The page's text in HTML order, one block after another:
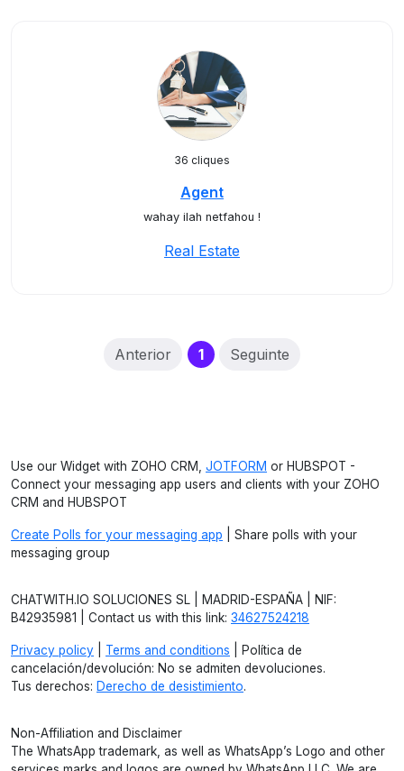
36 cliques
Agent
wahay ilah netfahou !
Real Estate
Anterior 1(current)
Seguinte
Use our Widget with ZOHO CRM, JOTFORM or HUBSPOT -
Connect your messaging app users and clients with your ZOHO
CRM and HUBSPOT
Create Polls for your messaging app | Share polls with your
messaging group
CHATWITH.IO SOLUCIONES SL | MADRID-ESPAÑA | NIF:
B42935981 | Contact us with this link: 34627524218
Privacy policy Terms and conditions | Política de
cancelación/devolución: No se admiten devoluciones.
Tus derechos: Derecho de desistimiento.
Non-Affiliation and Disclaimer
The WhatsApp trademark, as well as WhatsApp’s Logo and other